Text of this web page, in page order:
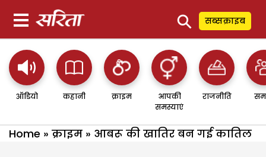
⚲ सब्सक्राइब
ऑडियो कहानी क्राइम
आपकी
समस्याएं
राजनीति
Home » क्राइम » आबरू की खातिर बन गई कातिल